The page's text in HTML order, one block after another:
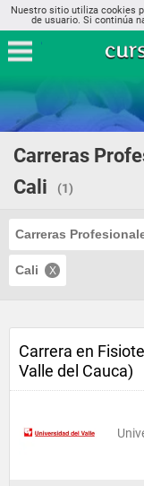
Nuestro sitio utiliza cookies
de usuario. Si continúa
Carreras
Cali
(1)
Carreras
Cali
Carrera en
Valle del Cauca)